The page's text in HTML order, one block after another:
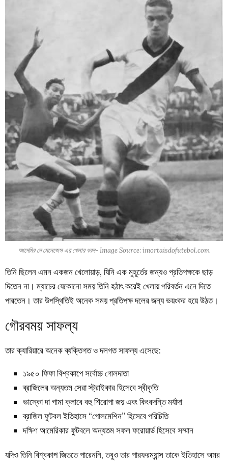
আদেমির দে মেনেজেস এর খেলার ধরন- Image Source: imortaisdofutebol.com
তিনি ছিলেন এমন একজন খেলোয়াড়, যিনি এক মুহূর্তের জন্যও প্রতিপক্ষকে ছাড়
দিতেন না। ম্যাচের যেকোনো সময় তিনি হঠাৎ করেই খেলায় পরিবর্তন এনে দিতে
পারতেন। তার উপস্থিতিই অনেক সময় প্রতিপক্ষ দলের জন্য ভয়ংকর হয়ে উঠত।
গৌরবময় সাফল্য
তার ক্যারিয়ারে অনেক ব্যক্তিগত ও দলগত সাফল্য এসেছে:
১৯৫০ ফিফা বিশ্বকাপে সর্বোচ্চ গোলদাতা
ব্রাজিলের অন্যতম সেরা স্ট্রাইকার হিসেবে স্বীকৃতি
ভাস্কো দা গামা ক্লাবে বহু শিরোপা জয় এবং কিংবদন্তি মর্যাদা
ব্রাজিল ফুটবল ইতিহাসে “গোলমেশিন” হিসেবে পরিচিতি
দক্ষিণ আমেরিকার ফুটবলে অন্যতম সফল ফরোয়ার্ড হিসেবে সম্মান
যদিও তিনি বিশ্বকাপ জিততে পারেননি, তবুও তার পারফরম্যান্স তাকে ইতিহাসে অমর